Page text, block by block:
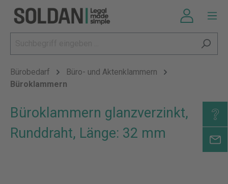
Bürobedarf
Büro- und Aktenklammern
Büroklammern
Büroklammern glanzverzinkt,
Runddraht, Länge: 32 mm